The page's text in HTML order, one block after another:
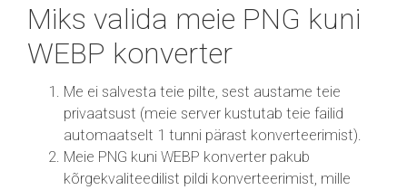
Miks valida meie PNG kuni
WEBP konverter
Me ei salvesta teie pilte, sest austame teie
privaatsust (meie server kustutab teie failid
automaatselt 1 tunni pärast konverteerimist).
Meie PNG kuni WEBP konverter pakub
kõrgekvaliteedilist pildi konverteerimist, mille